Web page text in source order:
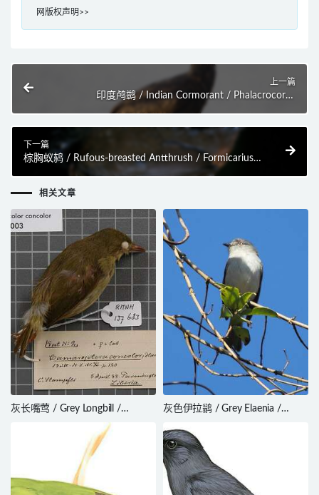
网版权声明>>
上一篇
印度鸬鹚 / Indian Cormorant / Phalacrocorax
下一篇
棕胸蚁鸫 / Rufous-breasted Antthrush / Formicarius
相关文章
灰长嘴莺 / Grey Longbill /
灰色伊拉鹟 / Grey Elaenia /